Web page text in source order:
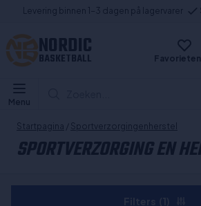
Levering binnen 1-3 dagen på lagervarer
NORDIC
BASKETBALL
Menu
Startpagina / Sportverzorgingenherstel
SPORTVERZORGING EN